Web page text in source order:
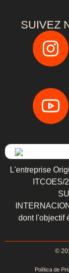
SUIVEZ
L'entreprise
ITCOES/
dont l'objectif
©
Política de